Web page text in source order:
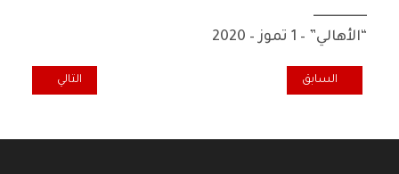
ــــــــــــــــــــ
“الأهالي” – 1 تموز – 2020
المقال السابق: حتى لا تتسربل ثورة 14 تموز 1958 بالنسيان!
السابق المقال التالي:
التالي